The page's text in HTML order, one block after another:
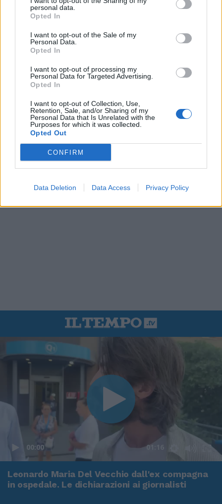
personal data.
Opted In
I want to opt-out of the Sale of my
Personal Data.
Opted In
I want to opt-out of processing my
Personal Data for Targeted Advertising.
Opted In
I want to opt-out of Collection, Use,
Retention, Sale, and/or Sharing of my
Personal Data that Is Unrelated with the
Purposes for which it was collected.
Opted Out
CONFIRM
Data Deletion Data Access Privacy Policy
00:00 01:16
Leonardo Maria Del Vecchio dall'ex compagna
in ospedale. Le dichiarazioni ai giornalisti